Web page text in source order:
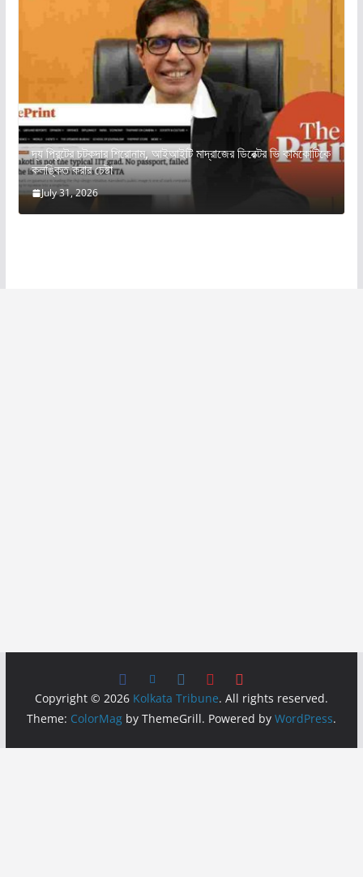
দ্য প্রিন্টের চটকদার শিরোনাম, আইআইটি মাদ্রাজের ডিরেক্টর ভি কামকোটিকে
কলঙ্কিত করার চেষ্টা
July 31, 2026
Copyright © 2026 Kolkata Tribune. All rights reserved.
Theme: ColorMagby ThemeGrill. Powered by WordPress.